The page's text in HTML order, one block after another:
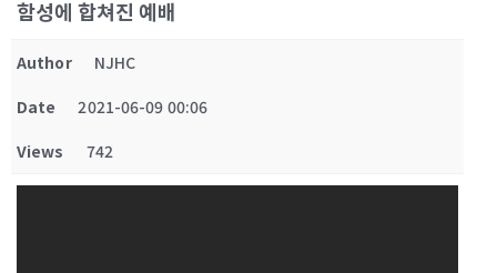
함성에 합쳐진 예배
Author
NJHC
Date
2021-06-09 00:06
Views
742